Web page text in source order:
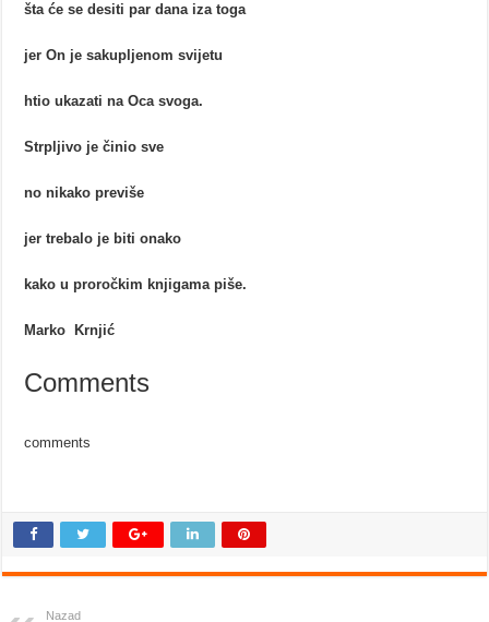
šta će se desiti par dana iza toga
jer On je sakupljenom svijetu
htio ukazati na Oca svoga.
Strpljivo je činio sve
no nikako previše
jer trebalo je biti onako
kako u proročkim knjigama piše.
Marko Krnjić
Comments
comments
Nazad